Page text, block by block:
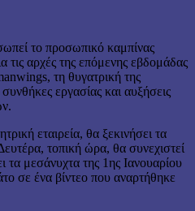
το προσωπικό καμπίνας
τις αρχές της επόμενης εβδομάδας
τη θυγατρική της
εργασίας και αυξήσεις
εταιρεία, θα ξεκινήσει τα
τοπική ώρα, θα συνεχιστεί
τα μεσάνυχτα της 1ης Ιανουαρίου
σε ένα βίντεο που αναρτήθηκε